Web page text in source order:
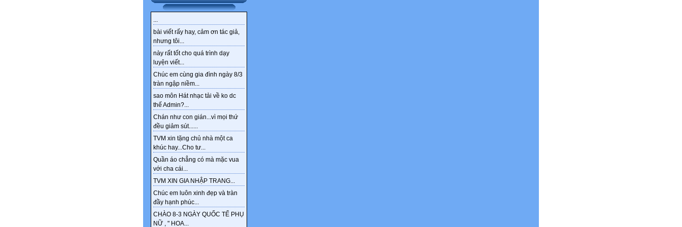
...
bài viết rấy hay, cảm ơn tác giả,
nhưng tôi...
này rất tốt cho quá trình dạy
luyện viết...
Chúc em cùng gia đình ngày 8/3
tràn ngập niềm...
sao môn Hát nhạc tải về ko dc
thế Admin?...
Chán như con gián...vì mọi thứ
đều giảm sút......
TVM xin tặng chủ nhà một ca
khúc hay...Cho tư...
Quần áo chẳng có mà mặc vua
với cha cái...
TVM XIN GIA NHẬP TRANG...
Chúc em luôn xinh đẹp và tràn
đầy hạnh phúc...
CHÀO 8-3 NGÀY QUỐC TẾ PHỤ
NỮ , " HOA...